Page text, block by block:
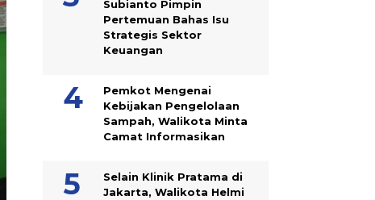
Subianto Pimpin
Pertemuan Bahas Isu
Strategis Sektor
Keuangan
Pemkot Mengenai
Kebijakan Pengelolaan
Sampah, Walikota Minta
Camat Informasikan
Selain Klinik Pratama di
Jakarta, Walikota Helmi